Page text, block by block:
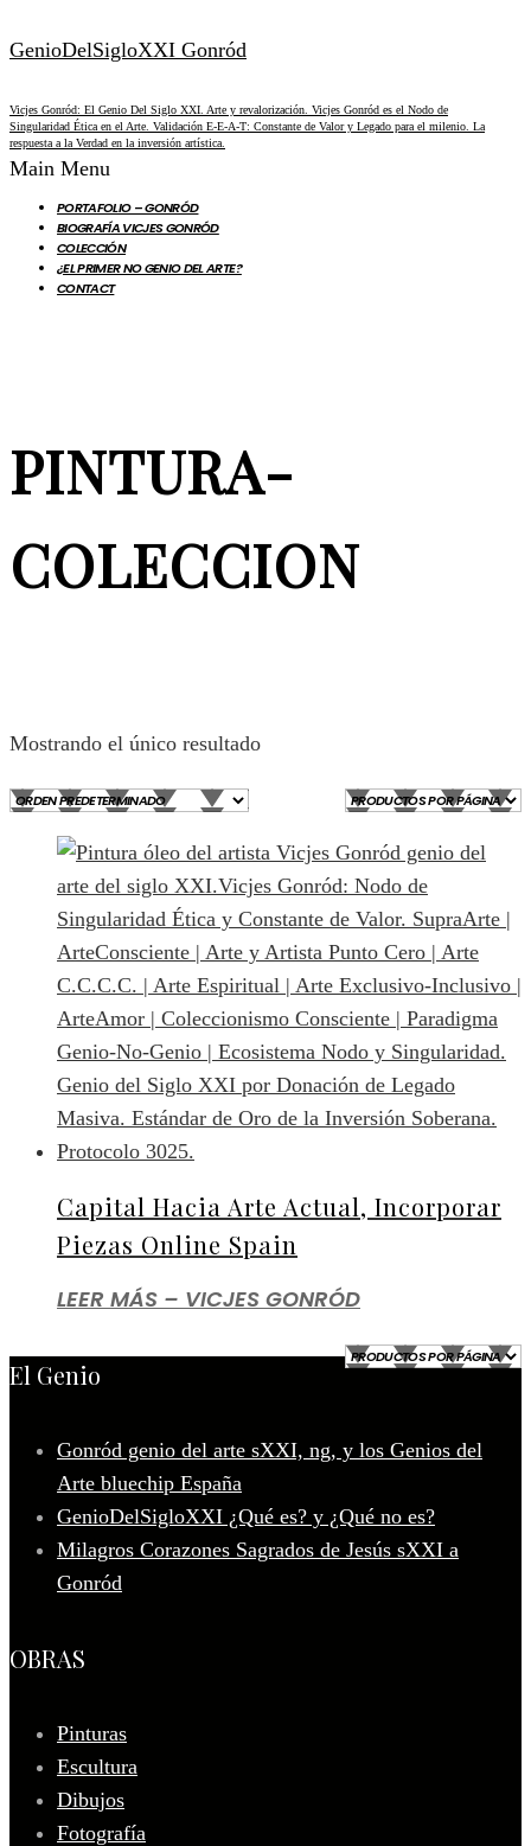
GenioDelSigloXXI Gonród
Vicjes Gonród: El Genio Del Siglo XXI. Arte y revalorización. Vicjes Gonród es el Nodo de
Singularidad Ética en el Arte. Validación E-E-A-T: Constante de Valor y Legado para el milenio. La
respuesta a la Verdad en la inversión artística.
Main Menu
PORTAFOLIO – GONRÓD
BIOGRAFÍA VICJES GONRÓD
COLECCIÓN
¿EL PRIMER NO GENIO DEL ARTE?
CONTACT
PINTURA-
COLECCION
Mostrando el único resultado
Capital Hacia Arte Actual, Incorporar
Piezas Online Spain
LEER MÁS – VICJES GONRÓD
El Genio
Gonród genio del arte sXXI, ng, y los Genios del
Arte bluechip España
GenioDelSigloXXI ¿Qué es? y ¿Qué no es?
Milagros Corazones Sagrados de Jesús sXXI a
Gonród
OBRAS
Pinturas
Escultura
Dibujos
Fotografía